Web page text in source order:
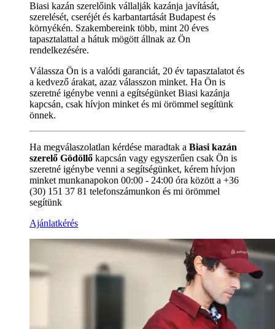
Biasi kazán szerelőink vállalják kazánja javítását,
szerelését, cseréjét és karbantartását Budapest és
környékén. Szakembereink több, mint 20 éves
tapasztalattal a hátuk mögött állnak az Ön
rendelkezésére.
Válassza Ön is a valódi garanciát, 20 év tapasztalatot és
a kedvező árakat, azaz válasszon minket. Ha Ön is
szeretné igénybe venni a egítségünket Biasi kazánja
kapcsán, csak hívjon minket és mi örömmel segítünk
önnek.
Ha megválaszolatlan kérdése maradtak a Biasi kazán
szerelő Gödöllő kapcsán vagy egyszerűen csak Ön is
szeretné igénybe venni a segítségünket, kérem hívjon
minket munkanapokon 00:00 - 24:00 óra között a +36
(30) 151 37 81 telefonszámunkon és mi örömmel
segítünk
Ajánlatkérés